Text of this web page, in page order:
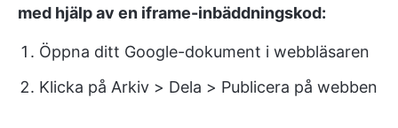
med hjälp av en iframe-inbäddningskod:
Öppna ditt Google-dokument i webbläsaren
Klicka på Arkiv > Dela > Publicera på webben